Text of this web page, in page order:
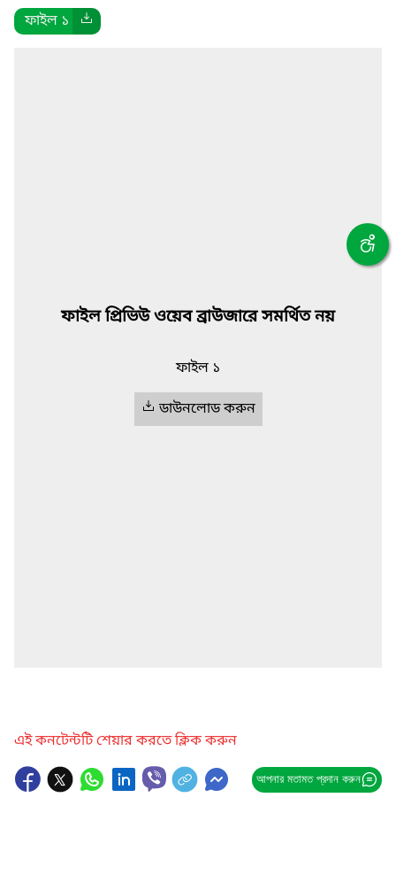
ফাইল ১
ফাইল প্রিভিউ ওয়েব ব্রাউজারে সমর্থিত নয়
ফাইল ১
ডাউনলোড করুন
এই কনটেন্টটি শেয়ার করতে ক্লিক করুন
আপনার মতামত প্রদান করুন